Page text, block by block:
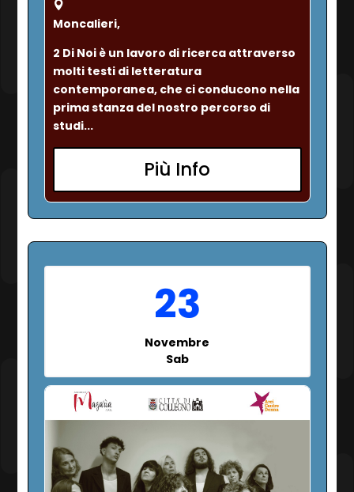
Moncalieri,
2 Di Noi è un lavoro di ricerca attraverso
molti testi di letteratura
contemporanea, che ci conducono nella
prima stanza del nostro percorso di
studi...
Più Info
23
Novembre
Sab